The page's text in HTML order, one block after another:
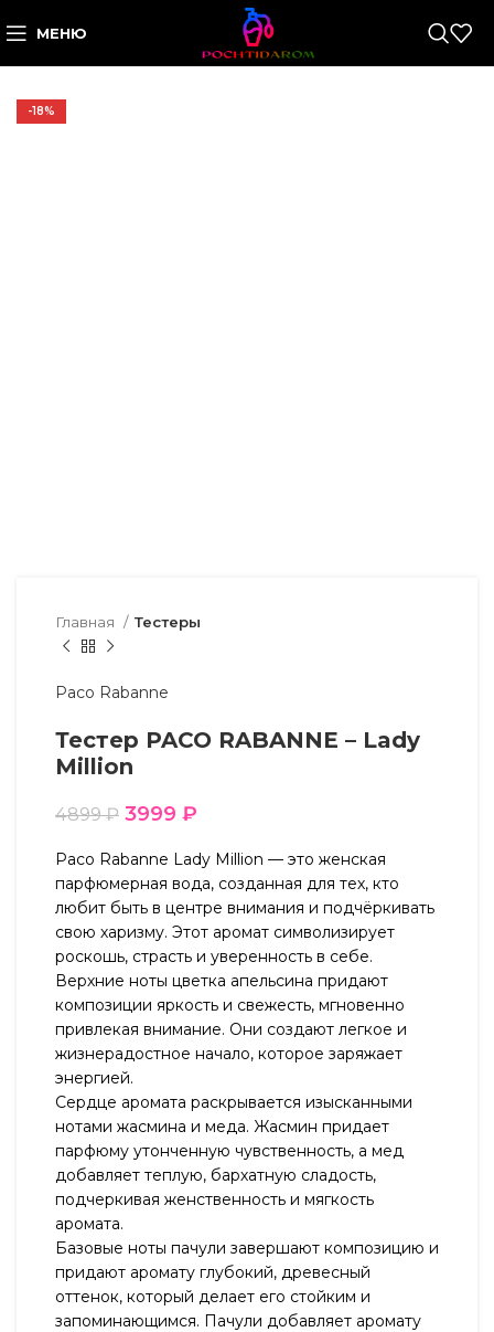
МЕНЮ
-18%
Главная Тестеры
Paco Rabanne
Тестер PACO RABANNE – Lady
Million
4899₽ 3999 ₽
Paco Rabanne Lady Million — это женская
парфюмерная вода, созданная для тех, кто
любит быть в центре внимания и подчёркивать
свою харизму. Этот аромат символизирует
роскошь, страсть и уверенность в себе.
Верхние ноты цветка апельсина придают
композиции яркость и свежесть, мгновенно
привлекая внимание. Они создают легкое и
жизнерадостное начало, которое заряжает
энергией.
Сердце аромата раскрывается изысканными
нотами жасмина и меда. Жасмин придает
парфюму утонченную чувственность, а мед
добавляет теплую, бархатную сладость,
подчеркивая женственность и мягкость
аромата.
Базовые ноты пачули завершают композицию и
придают аромату глубокий, древесный
оттенок, который делает его стойким и
запоминающимся. Пачули добавляет аромату